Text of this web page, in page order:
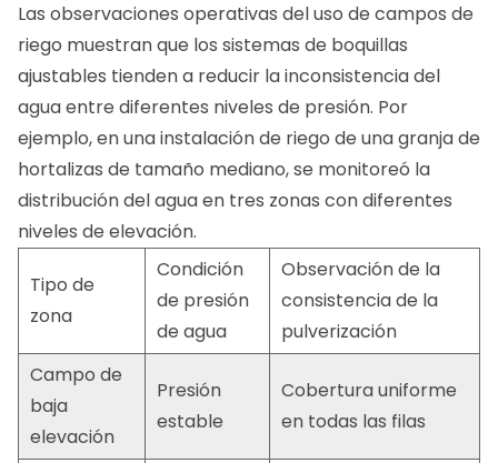
Las observaciones operativas del uso de campos de
riego muestran que los sistemas de boquillas
ajustables tienden a reducir la inconsistencia del
agua entre diferentes niveles de presión. Por
ejemplo, en una instalación de riego de una granja de
hortalizas de tamaño mediano, se monitoreó la
distribución del agua en tres zonas con diferentes
niveles de elevación.
Tipo de
zona
Condición
de presión
de agua
Observación de la
consistencia de la
pulverización
Campo de
baja
elevación
Presión
estable
Cobertura uniforme
en todas las filas